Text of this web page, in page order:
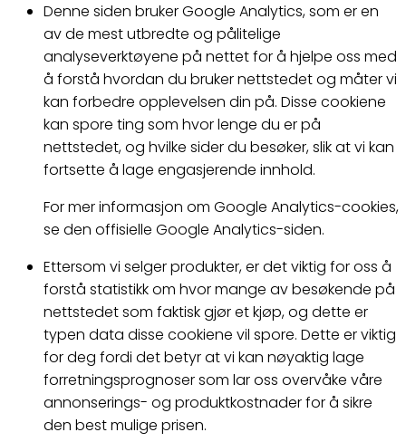
Denne siden bruker Google Analytics, som er en
av de mest utbredte og pålitelige
analyseverktøyene på nettet for å hjelpe oss med
å forstå hvordan du bruker nettstedet og måter vi
kan forbedre opplevelsen din på. Disse cookiene
kan spore ting som hvor lenge du er på
nettstedet, og hvilke sider du besøker, slik at vi kan
fortsette å lage engasjerende innhold.
For mer informasjon om Google Analytics-cookies,
se den offisielle Google Analytics-siden.
Ettersom vi selger produkter, er det viktig for oss å
forstå statistikk om hvor mange av besøkende på
nettstedet som faktisk gjør et kjøp, og dette er
typen data disse cookiene vil spore. Dette er viktig
for deg fordi det betyr at vi kan nøyaktig lage
forretningsprognoser som lar oss overvåke våre
annonserings- og produktkostnader for å sikre
den best mulige prisen.